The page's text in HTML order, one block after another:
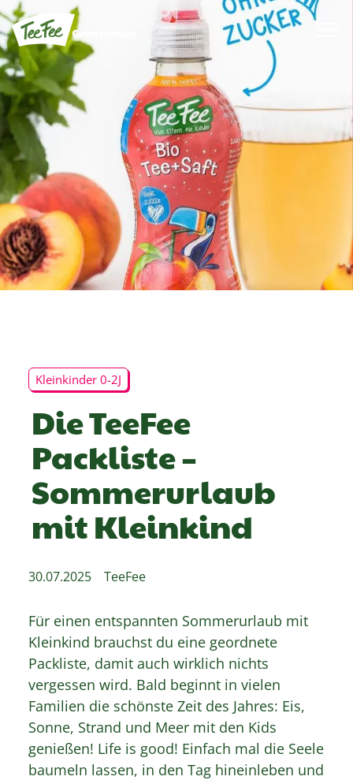
Kleinkinder 0-2J
Die TeeFee
Packliste –
Sommerurlaub
mit Kleinkind
30.07.2025 TeeFee
Für einen entspannten Sommerurlaub mit
Kleinkind brauchst du eine geordnete
Packliste, damit auch wirklich nichts
vergessen wird. Bald beginnt in vielen
Familien die schönste Zeit des Jahres: Eis,
Sonne, Strand und Meer mit den Kids
genießen! Life is good! Einfach mal die Seele
baumeln lassen, in den Tag hineinleben und